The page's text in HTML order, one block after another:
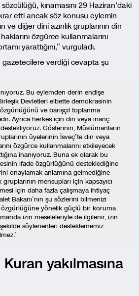
sözcülüğü, kınamasını 29 Haziran’daki
etti ancak söz konusu eylemin
ve diğer dini azınlık gruplarının din
özgürce kullanmalarını
yarattığını,” vurguladı.
verdiği cevapta şu
Bu eylemden derin endişe
Devletleri elbette demokrasinin
ve barışçıl toplanma
Ayrıca herkes için din veya inanç
Gösterinin, Müslümanların
üyelerinin İsveç’te din veya
özgürce kullanmalarını etkileyecek
inanıyoruz. Buna ek olarak bu
ifade özgürlüğünü desteklediğine
onaylamak anlamına gelmediğine
gruplarının mensupları için kapsayıcı
için daha fazla çalışmaya ihtiyaç
Bakanı’nın şu sözlerini bilmenizi
özgürlüğüne yönelik güçlü bir koruma
izin meseleleriyle de ilgilenir, izin
söylenenleri desteklememiz
yakılmasına